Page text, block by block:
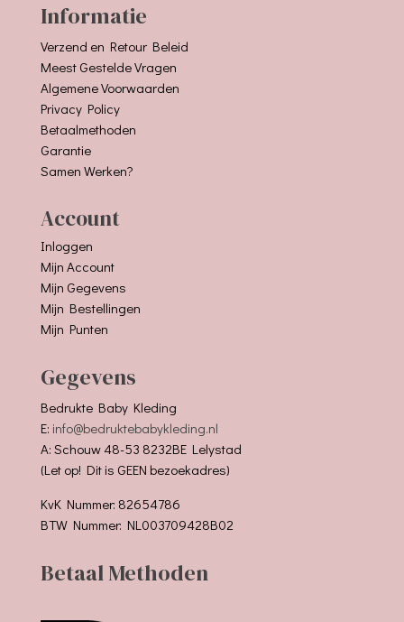
Informatie
Verzend en Retour Beleid
Meest Gestelde Vragen
Algemene Voorwaarden
Privacy Policy
Betaalmethoden
Garantie
Samen Werken?
Account
Inloggen
Mijn Account
Mijn Gegevens
Mijn Bestellingen
Mijn Punten
Gegevens
Bedrukte Baby Kleding
E: info@bedruktebabykleding.nl
A: Schouw 48-53 8232BE Lelystad
(Let op! Dit is GEEN bezoekadres)
KvK Nummer: 82654786
BTW Nummer: NL003709428B02
Betaal Methoden